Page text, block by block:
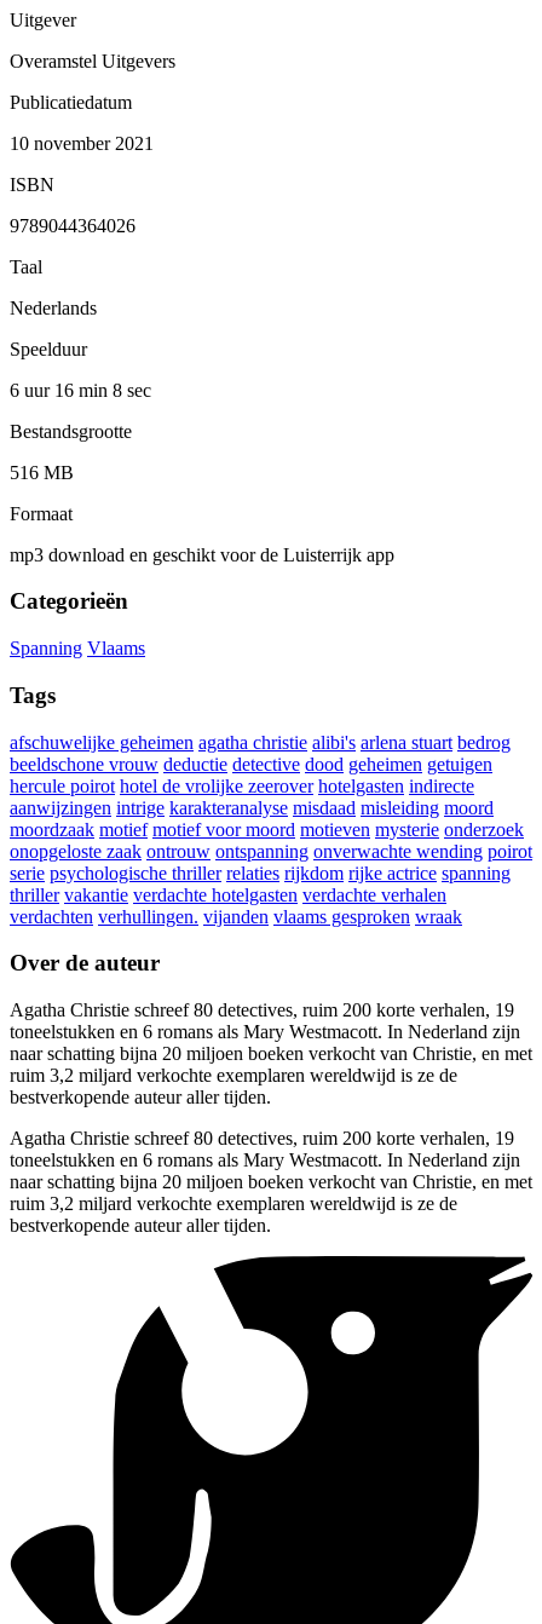
Uitgever
Overamstel Uitgevers
Publicatiedatum
10 november 2021
ISBN
9789044364026
Taal
Nederlands
Speelduur
6 uur 16 min 8 sec
Bestandsgrootte
516 MB
Formaat
mp3 download en geschikt voor de Luisterrijk app
Categorieën
Spanning Vlaams
Tags
afschuwelijke geheimen agatha christie alibi's arlena stuart bedrog
beeldschone vrouw deductie detective dood geheimen getuigen
hercule poirot hotel de vrolijke zeerover hotelgasten indirecte
aanwijzingen intrige karakteranalyse misdaad misleiding moord
moordzaak motief motief voor moord motieven mysterie onderzoek
onopgeloste zaak ontrouw ontspanning onverwachte wending poirot
serie psychologische thriller relaties rijkdom rijke actrice spanning
thriller vakantie verdachte hotelgasten verdachte verhalen
verdachten verhullingen. vijanden vlaams gesproken wraak
Over de auteur
Agatha Christie schreef 80 detectives, ruim 200 korte verhalen, 19
toneelstukken en 6 romans als Mary Westmacott. In Nederland zijn
naar schatting bijna 20 miljoen boeken verkocht van Christie, en met
ruim 3,2 miljard verkochte exemplaren wereldwijd is ze de
bestverkopende auteur aller tijden.
Agatha Christie schreef 80 detectives, ruim 200 korte verhalen, 19
toneelstukken en 6 romans als Mary Westmacott. In Nederland zijn
naar schatting bijna 20 miljoen boeken verkocht van Christie, en met
ruim 3,2 miljard verkochte exemplaren wereldwijd is ze de
bestverkopende auteur aller tijden.